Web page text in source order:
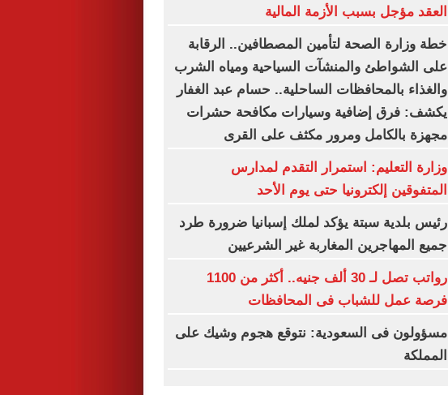
العقد مؤجل بسبب الأزمة المالية
خطة وزارة الصحة لتأمين المصطافين.. الرقابة
على الشواطئ والمنشآت السياحية ومياه الشرب
والغذاء بالمحافظات الساحلية.. حسام عبد الغفار
يكشف: فرق إضافية وسيارات مكافحة حشرات
مجهزة بالكامل ومرور مكثف على القرى
وزارة التعليم: استمرار التقدم لمدارس
المتفوقين إلكترونيا حتى يوم الأحد
رئيس بلدية سبتة يؤكد لملك إسبانيا ضرورة طرد
جميع المهاجرين المغاربة غير الشرعيين
رواتب تصل لـ 30 ألف جنيه.. أكثر من 1100
فرصة عمل للشباب فى المحافظات
مسؤولون فى السعودية: نتوقع هجوم وشيك على
المملكة